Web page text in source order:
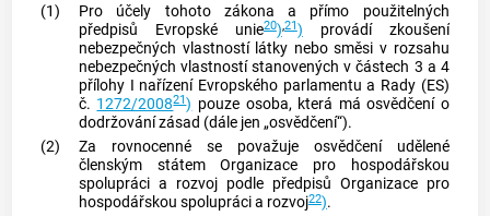
(1)
Pro účely tohoto zákona a přímo použitelných
předpisů Evropské unie20),21) provádí zkoušení
nebezpečných vlastností látky nebo směsi v rozsahu
nebezpečných vlastností stanovených v částech 3 a 4
přílohy I nařízení Evropského parlamentu a Rady (ES)
č. 1272/200821) pouze osoba, která má osvědčení o
dodržování zásad (dále jen „osvědčení“).
(2)
Za rovnocenné se považuje osvědčení udělené
členským státem Organizace pro hospodářskou
spolupráci a rozvoj podle předpisů Organizace pro
hospodářskou spolupráci a rozvoj22).